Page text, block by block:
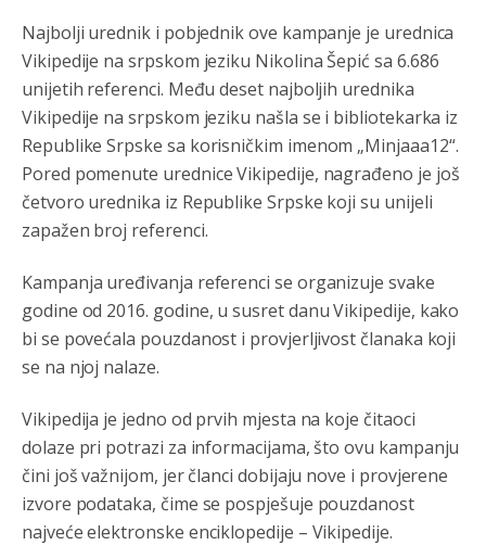
Najbolji urednik i pobjednik ove kampanje je urednica
Vikipedije na srpskom jeziku Nikolina Šepić sa 6.686
unijetih referenci. Među deset najboljih urednika
Vikipedije na srpskom jeziku našla se i bibliotekarka iz
Republike Srpske sa korisničkim imenom „Minjaaa12“.
Pored pomenute urednice Vikipedije, nagrađeno je još
četvoro urednika iz Republike Srpske koji su unijeli
zapažen broj referenci.
Kampanja uređivanja referenci se organizuje svake
godine od 2016. godine, u susret danu Vikipedije, kako
bi se povećala pouzdanost i provjerljivost članaka koji
se na njoj nalaze.
Vikipedija je jedno od prvih mjesta na koje čitaoci
dolaze pri potrazi za informacijama, što ovu kampanju
čini još važnijom, jer članci dobijaju nove i provjerene
izvore podataka, čime se pospješuje pouzdanost
najveće elektronske enciklopedije – Vikipedije.
Анонимно2806773 8/6/2026 7:05
Војска Србије се враћа на Косово и Метохију.
Анонимно2806721 8/6/2026 7:23
Promjeni dilera
Анонимно2807323 8/6/2026
9:51
Vise je Republika SRPSKA drzava nego Kosovo. Sa
Kosova se Srbi mogu i lijecit i skolovat i glasat u Srbij. A
Srpskoj. Zato zivjela REPUBLIKA SRPSKA
Анонимно2807441
муслимански екстремиста,шта он има са тзв Косовом?
Анонимно2807447 8/6/2026
10:21
Откуд онолико увече арапа по Палама са комплет
породицама?
Анонимно2807441 8/6/2026 10:22